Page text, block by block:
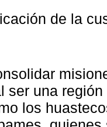
de la
ser una
los